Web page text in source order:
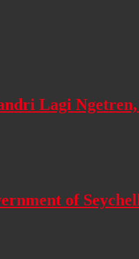
Lagi
of